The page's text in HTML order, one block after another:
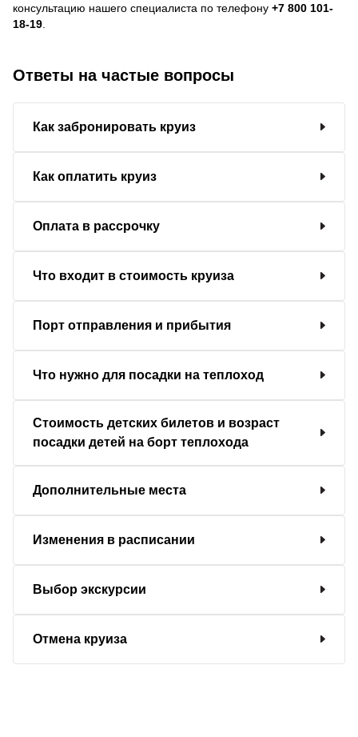
консультацию нашего специалиста по телефону +7 800 101-
18-19
Ответы на частые вопросы
Как забронировать круиз
Как оплатить круиз
Оплата в рассрочку
Что входит в стоимость круиза
Порт отправления и прибытия
Что нужно для посадки на теплоход
Стоимость детских билетов и возраст
посадки детей на борт теплохода
Дополнительные места
Изменения в расписании
Выбор экскурсии
Отмена круиза